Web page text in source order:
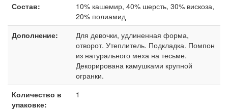
Состав:
10% кашемир, 40% шерсть, 30% вискоза,
20% полиамид
Дополнение:
Для девочки, удлиненная форма,
отворот. Утеплитель. Подкладка. Помпон
из натурального меха на тесьме.
Декорирована камушками крупной
огранки.
Количество в
упаковке:
1